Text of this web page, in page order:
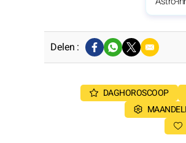
Delen :
DAGHOROSCOOP